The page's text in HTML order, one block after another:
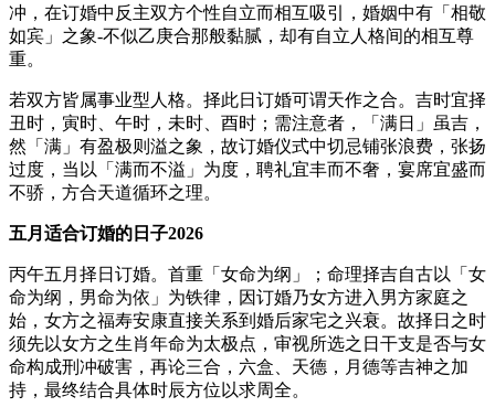
冲，在订婚中反主双方个性自立而相互吸引，婚姻中有「相敬
如宾」之象-不似乙庚合那般黏腻，却有自立人格间的相互尊
重。
若双方皆属事业型人格。择此日订婚可谓天作之合。吉时宜择
丑时，寅时、午时，未时、酉时；需注意者，「满日」虽吉，
然「满」有盈极则溢之象，故订婚仪式中切忌铺张浪费，张扬
过度，当以「满而不溢」为度，聘礼宜丰而不奢，宴席宜盛而
不骄，方合天道循环之理。
五月适合订婚的日子2026
丙午五月择日订婚。首重「女命为纲」；命理择吉自古以「女
命为纲，男命为依」为铁律，因订婚乃女方进入男方家庭之
始，女方之福寿安康直接关系到婚后家宅之兴衰。故择日之时
须先以女方之生肖年命为太极点，审视所选之日干支是否与女
命构成刑冲破害，再论三合，六盒、天德，月德等吉神之加
持，最终结合具体时辰方位以求周全。